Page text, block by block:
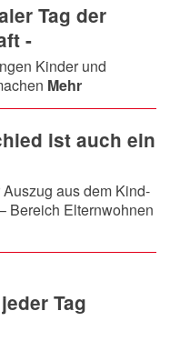
Tag der
-
Kinder und
Mehr
ist auch ein
aus dem Kind-
Bereich Elternwohnen
Tag